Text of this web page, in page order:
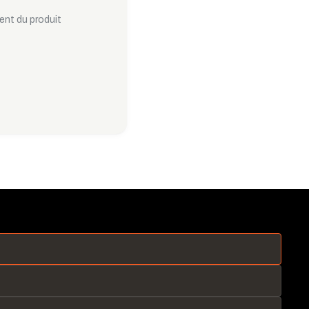
du produit